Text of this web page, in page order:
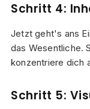
Schritt 4:
Jetzt geht's ans
das Wesentliche.
konzentriere dich
Schritt 5: